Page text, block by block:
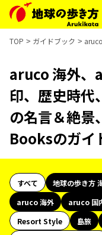
TOP ガイドブック
aruco 海外、
印、歴史時代
の名言＆絶景
Booksのガイ
すべて 地球の歩き方
aruco 海外
aruco 国
Resort Style
島旅